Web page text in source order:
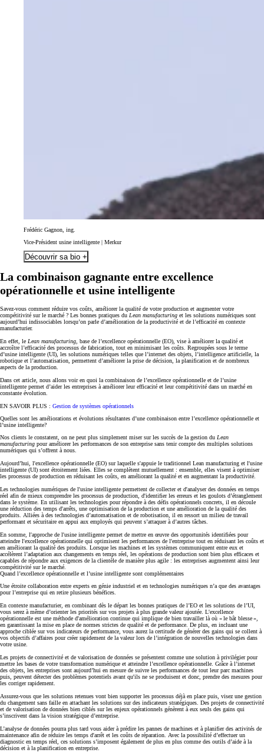
Frédéric Gagnon, ing.
Vice-Président usine intelligente | Merkur
Découvrir sa bio +
La combinaison gagnante entre excellence
opérationnelle et usine intelligente
Savez-vous comment réduire vos coûts, améliorer la qualité de votre production et augmenter votre
compétitivité sur le marché ? Les bonnes pratiques du Lean manufacturing et les solutions numériques sont
aujourd’hui indissociables lorsqu’on parle d’amélioration de la productivité et de l’efficacité en contexte
manufacturier.
En effet, le Lean manufacturing , base de l’excellence opérationnelle (EO), vise à améliorer la qualité et
accroître l’efficacité des processus de fabrication, tout en minimisant les coûts. Regroupées sous le terme
d’usine intelligente (UI), les solutions numériques telles que l’internet des objets, l’intelligence artificielle, la
robotique et l’automatisation, permettent d’améliorer la prise de décision, la planification et de nombreux
aspects de la production.
Dans cet article, nous allons voir en quoi la combinaison de l’excellence opérationnelle et de l’usine
intelligente permet d’aider les entreprises à améliorer leur efficacité et leur compétitivité dans un marché en
constante évolution.
EN SAVOIR PLUS : Gestion de systèmes opérationnels
Quelles sont les améliorations et évolutions résultantes d’une combinaison entre l’excellence opérationnelle et
l’usine intelligente?
Nos clients le constatent, on ne peut plus simplement miser sur les succès de la gestion du Lean
manufacturing pour améliorer les performances de son entreprise sans tenir compte des multiples solutions
numériques qui s’offrent à nous.
Aujourd’hui, l'excellence opérationnelle (EO) sur laquelle s'appuie le traditionnel Lean manufacturing et l'usine
intelligente (UI) sont étroitement liées. Elles se complètent mutuellement : ensemble, elles visent à optimiser
les processus de production en réduisant les coûts, en améliorant la qualité et en augmentant la productivité.
Les technologies numériques de l'usine intelligente permettent de collecter et d'analyser des données en temps
réel afin de mieux comprendre les processus de production, d'identifier les erreurs et les goulots d’étranglement
dans le système. En utilisant les technologies pour répondre à des défis opérationnels concrets, il en découle
une réduction des temps d'arrêts, une optimisation de la production et une amélioration de la qualité des
produits.
Alliées à des technologies d’automatisation et de robotisation, il en ressort un milieu de travail
performant et sécuritaire en appui aux employés qui peuvent s’attaquer à d’autres tâches.
En somme, l'approche de l'usine intelligente permet de mettre en œuvre des opportunités identifiées pour
atteindre l'excellence opérationnelle qui optimisent les performances de l'entreprise tout en réduisant les coûts et
en améliorant la qualité des produits. Lorsque les machines et les systèmes communiquent entre eux et
accélèrent l’adaptation aux changements en temps réel, les opérations de production sont bien plus efficaces et
capables de répondre aux exigences de la clientèle de manière plus agile : les entreprises augmentent ainsi leur
compétitivité sur le marché.
Quand l’excellence opérationnelle et l’usine intelligente sont complémentaires
Une étroite collaboration entre experts en génie industriel et en technologies numériques n’a que des avantages
pour l’entreprise qui en retire plusieurs bénéfices.
En contexte manufacturier, en combinant dès le départ les bonnes pratiques de l’EO et les solutions de l’UI,
vous serez à même d’orienterles priorités sur vos projets à plus grande valeur ajoutée . L'excellence
opérationnelle est une méthode d'amélioration continue qui implique de bien travailler là où « le bât blesse »,
en garantissant la mise en place de normes strictes de qualité et de performance. De plus, en incluant une
approche ciblée sur vos indicateurs de performance, vous aurez la certitude de générer des gains qui se collent à
vos objectifs d’affaires pour créer rapidement de la valeur lors de l’intégration de nouvelles technologies dans
votre usine.
Les projets de connectivité et de valorisation de données se présentent comme une solution à privilégier pour
mettre les bases de votre transformation numérique et atteindre l’excellence opérationnelle. Grâce à l’internet
des objets, les entreprises sont aujourd’hui en mesure de suivre les performances de tout leur parc machines
puis, peuvent détecter des problèmes potentiels avant qu'ils ne se produisent et donc, prendre des mesures pour
les corriger rapidement.
Assurez-vous que les solutions retenues vont bien supporter les processus déjà en place puis, visez une gestion
du changement sans faille en attachant les solutions sur des indicateurs stratégiques. Des projets de connectivité
et de valorisation de données bien ciblés sur les enjeux opérationnels génèrent à eux seuls des gains qui
s’inscrivent dans la vision stratégique d’entreprise.
L’analyse de données pourra plus tard vous aider à prédire les pannes de machines et à planifier des activités de
maintenance afin de réduire les temps d'arrêt et les coûts de réparation. Avec la possibilité d’effectuer un
diagnostic en temps réel, ces solutions s’imposent également de plus en plus comme des outils d’aide à la
décision et à la planification en entreprise.